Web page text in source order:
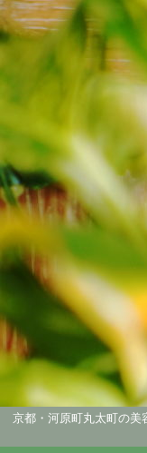
京都・河原町丸太町の